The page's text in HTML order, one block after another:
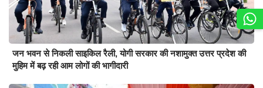
जन भवन से निकली साइकिल रैली, योगी सरकार की नशामुक्त उत्तर प्रदेश की
मुहिम में बढ़ रही आम लोगों की भागीदारी